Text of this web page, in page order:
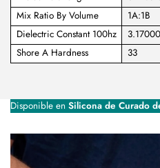
Mix Ratio By Volume
1A:1B
Dielectric Constant 100hz
Shore A Hardness
33
Disponible en Silicona de Curado